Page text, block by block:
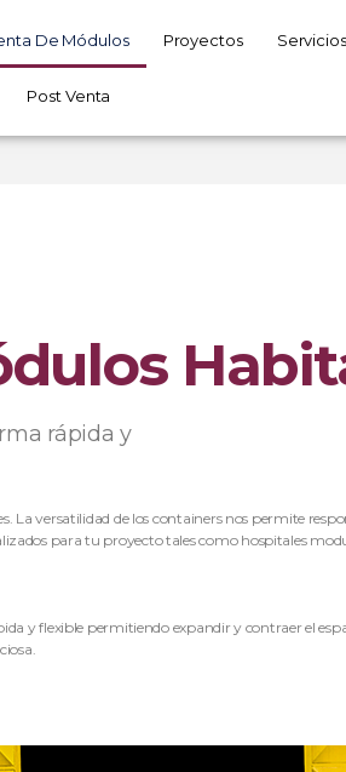
De Módulos Proyectos Servicios
Post Venta
rápida y
La versatilidad de los containers nos permite
para tu proyecto tales como hospitales
y flexible permitiendo expandir y contraer el